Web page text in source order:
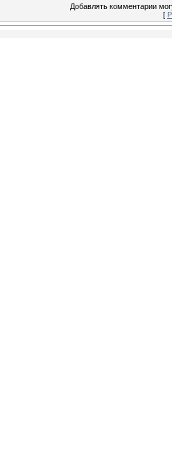
Добавлять комментарии
[